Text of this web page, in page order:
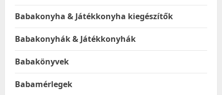
Babakonyha & Játékkonyha kiegészítők
Babakonyhák & Játékkonyhák
Babakönyvek
Babamérlegek